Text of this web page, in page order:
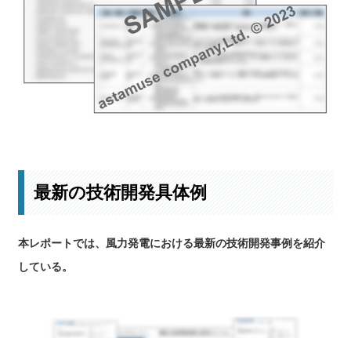
最新の技術開発具体例
本レポートでは、風力発電における最新の技術開発事例を紹介
している。